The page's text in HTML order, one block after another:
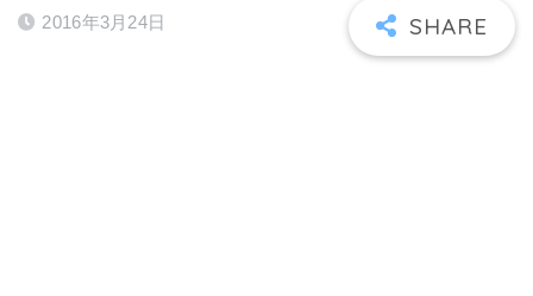
2016年3月24日